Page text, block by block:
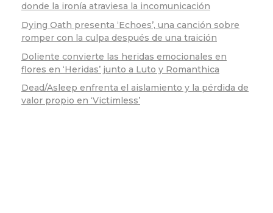
donde la ironía atraviesa la incomunicación
Dying Oath presenta ‘Echoes’, una canción sobre
romper con la culpa después de una traición
Doliente convierte las heridas emocionales en
flores en ‘Heridas’ junto a Luto y Romanthica
Dead/Asleep enfrenta el aislamiento y la pérdida de
valor propio en ‘Victimless’